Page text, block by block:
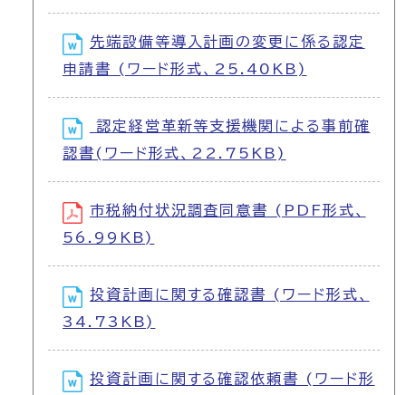
先端設備等導入計画の変更に係る認定
申請書 (ワード形式、25.40KB)
認定経営革新等支援機関による事前確
認書(ワード形式、22.75KB)
市税納付状況調査同意書 (PDF形式、
56.99KB)
投資計画に関する確認書 (ワード形式、
34.73KB)
投資計画に関する確認依頼書 (ワード形